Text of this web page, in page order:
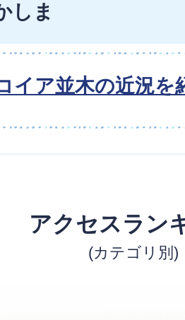
しま
イア並木の近況を
アクセスラン
(カテゴリ別)